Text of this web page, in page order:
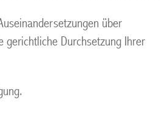
über
gerichtliche Durchsetzung Ihrer